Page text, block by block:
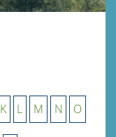
K L M N O